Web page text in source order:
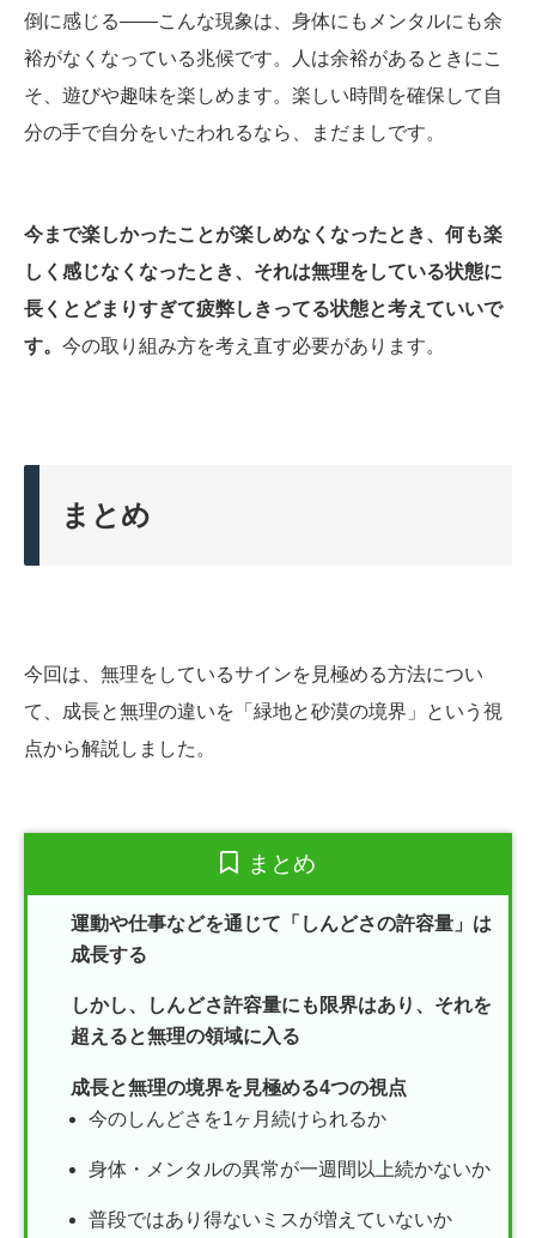
倒に感じる――こんな現象は、身体にもメンタルにも余
裕がなくなっている兆候です。人は余裕があるときにこ
そ、遊びや趣味を楽しめます。楽しい時間を確保して自
分の手で自分をいたわれるなら、まだましです。
今まで楽しかったことが楽しめなくなったとき、何も楽
しく感じなくなったとき、それは無理をしている状態に
長くとどまりすぎて疲弊しきってる状態と考えていいで
す。 今の取り組み方を考え直す必要があります。
まとめ
今回は、無理をしているサインを見極める方法につい
て、成長と無理の違いを「緑地と砂漠の境界」という視
点から解説しました。
まとめ
運動や仕事などを通じて「しんどさの許容量」は
成長する
しかし、しんどさ許容量にも限界はあり、それを
超えると無理の領域に入る
成長と無理の境界を見極める4つの視点
今のしんどさを1ヶ月続けられるか
身体・メンタルの異常が一週間以上続かないか
普段ではあり得ないミスが増えていないか